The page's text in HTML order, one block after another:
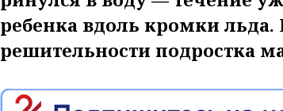
ребенка вдоль кромки льда.
решительности подростка